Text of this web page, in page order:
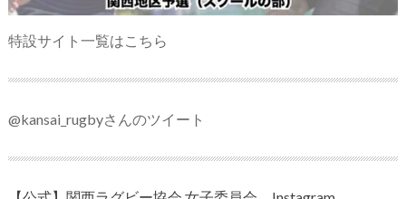
特設サイト一覧はこちら
@kansai_rugbyさんのツイート